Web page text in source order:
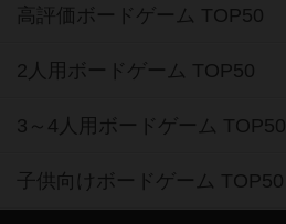
高評価ボードゲーム TOP50
2人用ボードゲーム TOP50
3～4人用ボードゲーム TOP50
子供向けボードゲーム TOP50